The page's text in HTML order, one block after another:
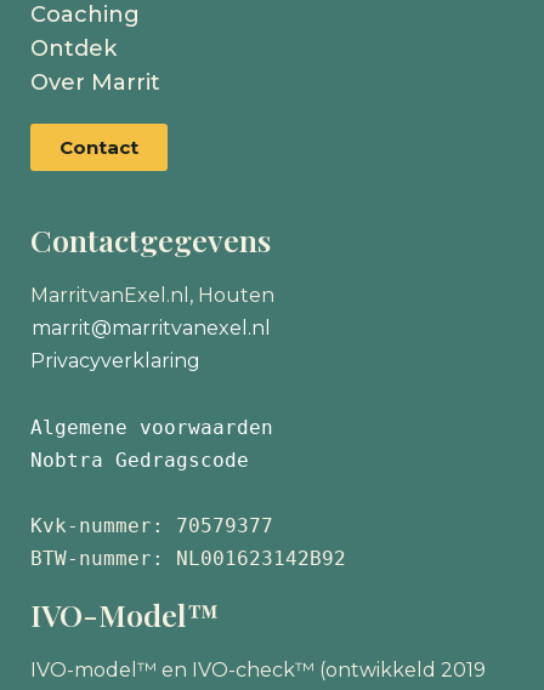
Coaching
Ontdek
Over Marrit
Contact
Contactgegevens
MarritvanExel.nl, Houten
marrit@marritvanexel.nl
Privacyverklaring
Algemene voorwaarden
Nobtra Gedragscode
Kvk-nummer: 70579377
BTW-nummer: NL001623142B92
IVO-Model™
IVO-model™ en IVO-check™ (ontwikkeld 2019